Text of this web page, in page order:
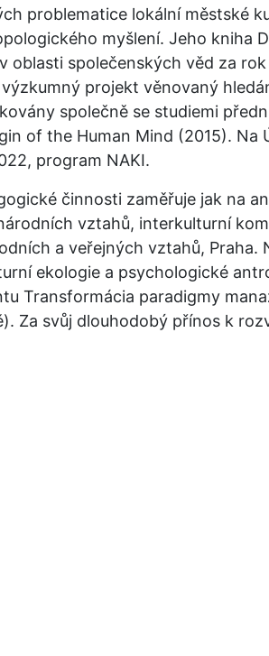
problematice lokální městské
myšlení. Jeho kniha
oblasti společenských věd za
projekt věnovaný
společně se studiemi
of the Human Mind (2015).
program NAKI.
činnosti zaměřuje jak na
vztahů, interkulturní
a veřejných vztahů,
ekologie a psychologické
Transformácia paradigmy
Za svůj dlouhodobý přínos k